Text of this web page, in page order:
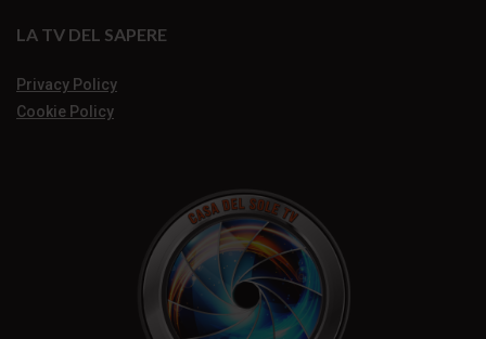
LA TV DEL SAPERE
Privacy Policy
Cookie Policy